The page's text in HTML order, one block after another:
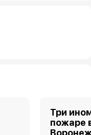
Три
пожаре